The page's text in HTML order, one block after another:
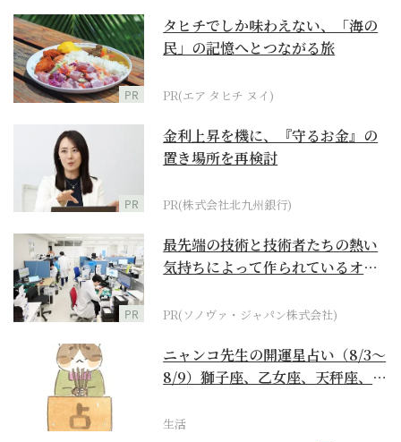
PR
タヒチでしか味わえない、「海の
民」の記憶へとつながる旅
PR(エア タヒチ ヌイ)
PR
金利上昇を機に、『守るお金』の
置き場所を再検討
PR(株式会社北九州銀行)
PR
最先端の技術と技術者たちの熱い
気持ちによって作られているオー
PR(ソノヴァ・ジャパン株式会社)
ニャンコ先生の開運星占い（8/3～
8/9）獅子座、乙女座、天秤座、蠍
生活